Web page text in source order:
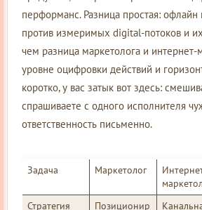
перформанс. Разница простая: офлайн
против измеримых digital-потоков и
чем разница маркетолога и интернет-
уровне оцифровки действий и
коротко, у вас затык вот здесь:
спрашиваете с одного исполнителя
ответственность письменно.
Задача Маркетолог
Стратегия
Позиционир